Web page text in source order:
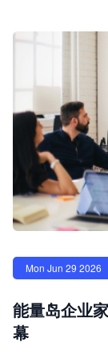
Mon Jun 29 2026
能量岛企业
幕